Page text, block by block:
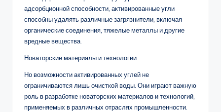
адсорбционной способности, активированные угли
способны удалять различные загрязнители, включая
органические соединения, тяжелые металлы и другие
вредные вещества.
Новаторские материалы и технологии
Но возможности активированных углей не
ограничиваются лишь очисткой воды. Они играют важную
роль в разработке новаторских материалов и технологий,
применяемых в различных отраслях промышленности.